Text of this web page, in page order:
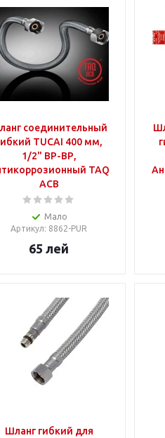
соединительный
TUCAI 400 мм,
1/2" ВР-ВР,
TAQ
ACB
Мало
Артикул: 8862-PUR
65 лей
Шланг гибкий для